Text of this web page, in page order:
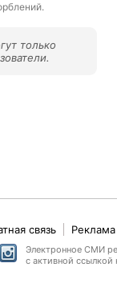
только
связь
Электронное СМИ
с активной ссылкой